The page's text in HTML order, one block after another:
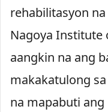
rehabilitasyon
Nagoya Institute
aangkin na ang
makakatulong
na mapabuti